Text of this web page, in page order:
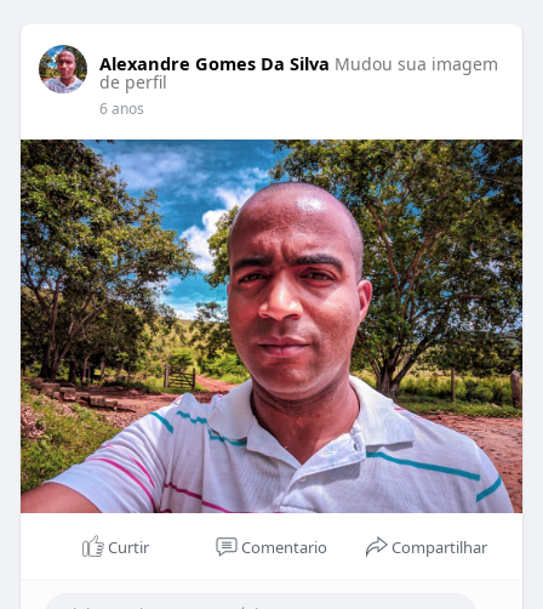
Alexandre Gomes Da Silva Mudou sua imagem
de perfil
6 anos
Curtir Comentario Compartilhar